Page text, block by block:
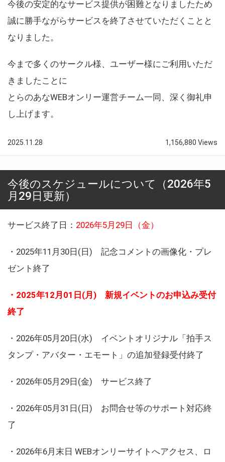
今後の安定的なサービス提供が困難となりましたため
誠に勝手ながらサービスを終了させていただくことと
なりました。
今まで多くのサークル様、ユーザー様にご利用いただ
きましたことに
とらのあなWEBオンリー運営チーム一同、深く御礼申
し上げます。
2025.11.28 1,156,880 Views
今後のスケジュールについて（2026年5
月29日更新）
サービス終了日： 2026年5月29日（金）
・2025年11月30日(日) 記念コメントの画像化・プレ
ゼント終了
・2025年12月01日(月) 新規イベントのお申込み受付
終了
・2026年05月20日(水) イベントオリジナル「拍手ス
タンプ・アバター・エモート」の追加登録受付終了
・2026年05月29日(金) サービス終了
・2026年05月31日(日) お問合せ等のサポート対応終
了
・2026年6月末日 WEBオンリーサイトへアクセス、ロ